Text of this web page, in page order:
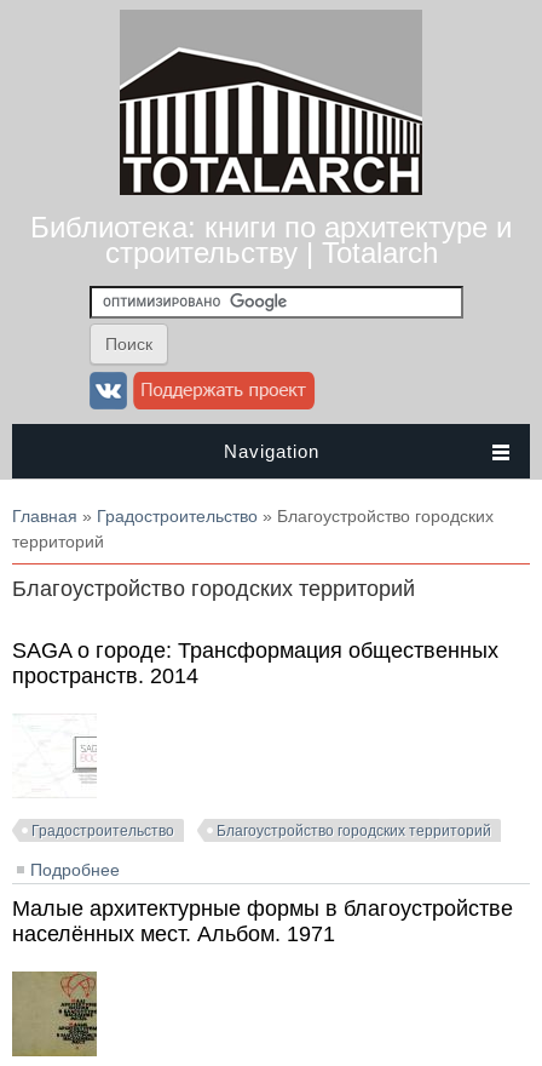
Библиотека: книги по архитектуре и
строительству | Totalarch
Navigation
Вы здесь
Главная » Градостроительство » Благоустройство городских
территорий
Благоустройство городских территорий
SAGA о городе: Трансформация общественных
пространств. 2014
Градостроительство Благоустройство городских территорий
Подробнее
Малые архитектурные формы в благоустройстве
населённых мест. Альбом. 1971